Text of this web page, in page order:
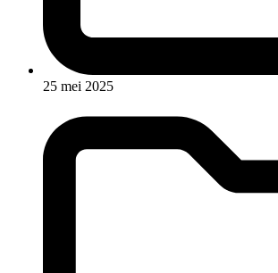
25 mei 2025